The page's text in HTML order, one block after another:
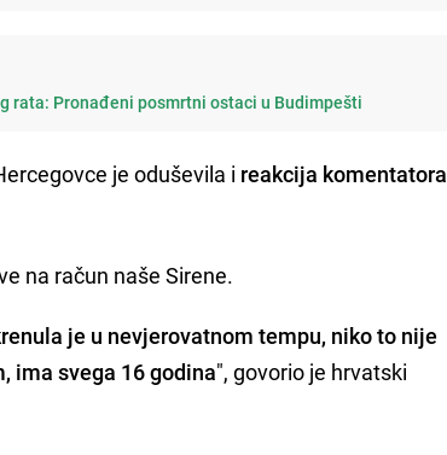
rata: Pronađeni posmrtni ostaci u Budimpešti
je oduševila i reakcija komentatora
na račun naše Sirene.
je u nevjerovatnom tempu, niko to nije
ima svega 16 godina", govorio je hrvatski